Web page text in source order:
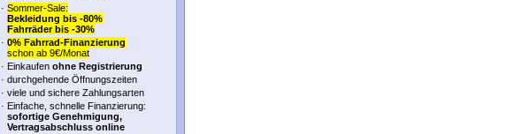
· Sommer-Sale:
Bekleidung bis -80%
Fahrräder bis -30%
· 0% Fahrrad-Finanzierung
schon ab 9€/Monat
· Einkaufen ohne Registrierung
· durchgehende Öffnungszeiten
· viele und sichere Zahlungsarten
· Einfache, schnelle Finanzierung:
sofortige Genehmigung,
Vertragsabschluss online